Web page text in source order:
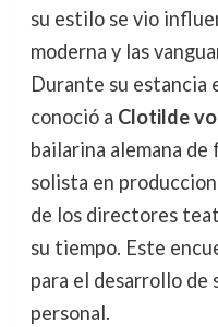
su estilo se vio
moderna y las
Durante su estancia
conoció a Clotilde
bailarina alemana
solista en
de los directores
su tiempo. Este
para el desarrollo de
personal.